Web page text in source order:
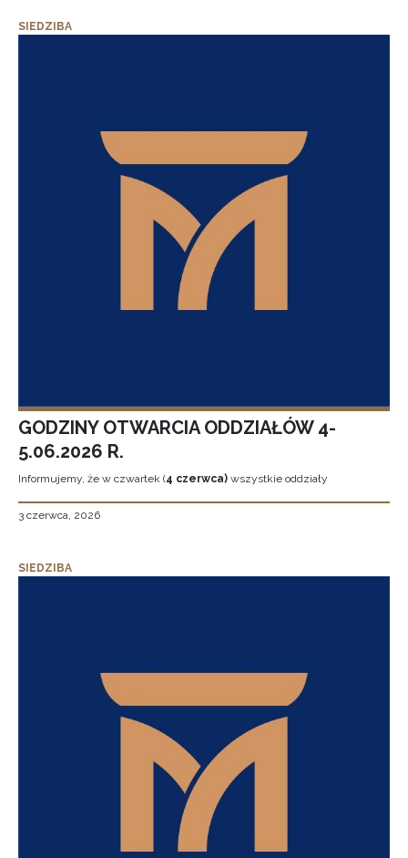
SIEDZIBA
GODZINY OTWARCIA ODDZIAŁÓW 4-
5.06.2026 R.
Informujemy, że w czwartek (4 czerwca) wszystkie oddziały
3 czerwca, 2026
SIEDZIBA